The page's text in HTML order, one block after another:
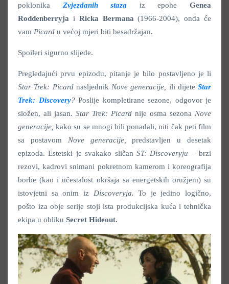
poklonika Zvjezdanih staza iz epoheGenea
Roddenberryja i Ricka Bermana (1966-2004), onda će
vam Picard u većoj mjeri biti besadržajan.
Spoileri sigurno slijede.
Pregledajući prvu epizodu, pitanje je bilo postavljeno je li
Star Trek: Picard nasljednik Nove generacije ili dijete Star
Trek: Discovery?Poslije kompletirane sezone, odgovor je
složen, ali jasan. Star Trek: Picard nije osma sezona Nove
generacije ,kako su se mnogi bili ponadali, niti čak peti film
sa postavom Nove generacije,predstavljen u desetak
epizoda. Estetski je svakako sličan ST: Discoveryju – brzi
rezovi, kadrovi snimani pokretnom kamerom i koreografija
borbe (kao i učestalost okršaja sa energetskih oružjem) su
istovjetni sa onim iz Discoveryja.To je jedino logično,
pošto iza obje serije stoji ista produkcijska kuća i tehnička
ekipa u obliku Secret Hideout.